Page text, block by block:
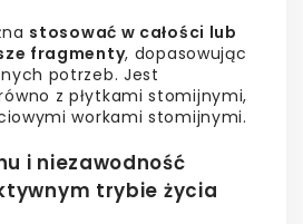
stosować w całości lub
fragmenty, dopasowując
potrzeb. Jest
z płytkami stomijnymi,
workami stomijnymi.
i niezawodność
trybie życia